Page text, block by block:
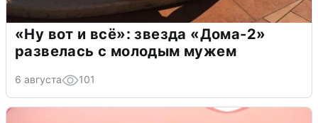
«Ну вот и всё»: звезда «Дома-2»
развелась с молодым мужем
6 августа 101